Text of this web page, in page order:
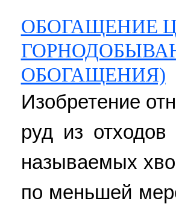
ОБОГАЩЕНИЕ
ОБОГАЩЕНИЯ)
Изобретение
руд из
называемых
по меньшей